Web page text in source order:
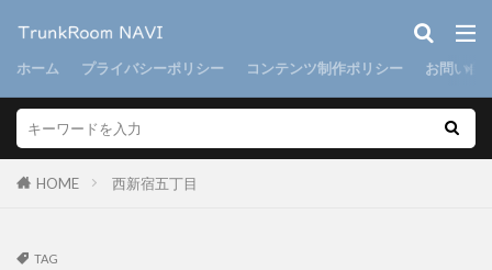
ホーム プライバシーポリシー コンテンツ制作ポリシー お問い合
HOME 西新宿五丁目
TAG